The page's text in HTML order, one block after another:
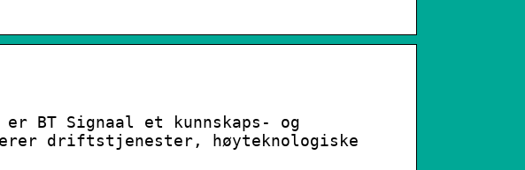
BT Signaal et kunnskaps- og
driftstjenester, høyteknologiske